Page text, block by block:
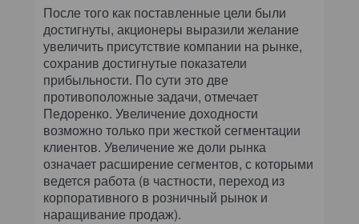
После того как поставленные цели были
достигнуты, акционеры выразили желание
увеличить присутствие компании на рынке,
сохранив достигнутые показатели
прибыльности. По сути это две
противоположные задачи, отмечает
Педоренко. Увеличение доходности
возможно только при жесткой сегментации
клиентов. Увеличение же доли рынка
означает расширение сегментов, с которыми
ведется работа (в частности, переход из
корпоративного в розничный рынок и
наращивание продаж).